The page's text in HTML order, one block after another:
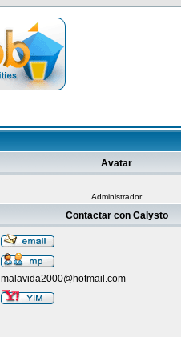
Avatar
Administrador
Contactar con Calysto
malavida2000@hotmail.com